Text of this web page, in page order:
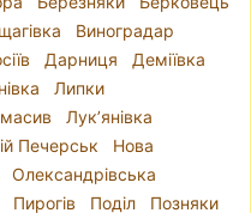
Виноградар
Дарниця
Деміївка
Липки
Лук’янівка
Печерськ
Нова
Олександрівська
Пирогів Поділ
Позняки